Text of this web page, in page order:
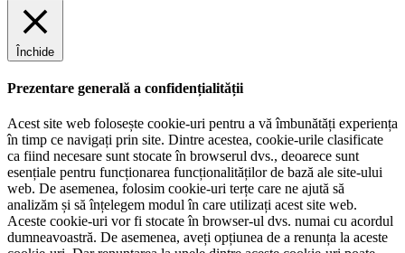
Închide
Prezentare generală a confidențialității
Acest site web folosește cookie-uri pentru a vă îmbunătăți experiența
în timp ce navigați prin site. Dintre acestea, cookie-urile clasificate
ca fiind necesare sunt stocate în browserul dvs., deoarece sunt
esențiale pentru funcționarea funcționalităților de bază ale site-ului
web. De asemenea, folosim cookie-uri terțe care ne ajută să
analizăm și să înțelegem modul în care utilizați acest site web.
Aceste cookie-uri vor fi stocate în browser-ul dvs. numai cu acordul
dumneavoastră. De asemenea, aveți opțiunea de a renunța la aceste